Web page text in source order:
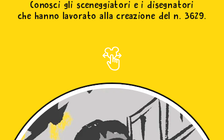
Conosci gli sceneggiatori e i disegnatori
che hanno lavorato alla creazione del n. 3629.